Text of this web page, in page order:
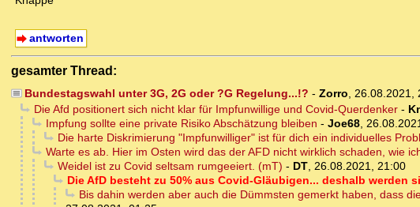
antworten
gesamter Thread:
Bundestagswahl unter 3G, 2G oder ?G Regelung...!? - Zorro, 26.08.2021,
Die Afd positionert sich nicht klar für Impfunwillige und Covid-Querdenker-
Impfung sollte eine private Risiko Abschätzung bleiben - Joe68,
Die harte Diskrimierung "Impfunwilliger" ist für dich ein individuelles
Warte es ab. Hier im Osten wird das der AFD nicht wirklich schaden, wie
Weidel ist zu Covid seltsam rumgeeiert. (mT) - DT, 26.08.2021, 21:00
Die AfD besteht zu 50% aus Covid-Gläubigen... deshalb werden
Bis dahin werden aber auch die Dümmsten gemerkt haben, dass